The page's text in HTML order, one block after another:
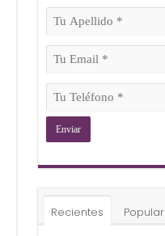
(Obligatorio)
Tu
Apellido
(Obligatorio)
Tu
(Obligatorio)
Tu
(Obligatorio)
Recientes Popular